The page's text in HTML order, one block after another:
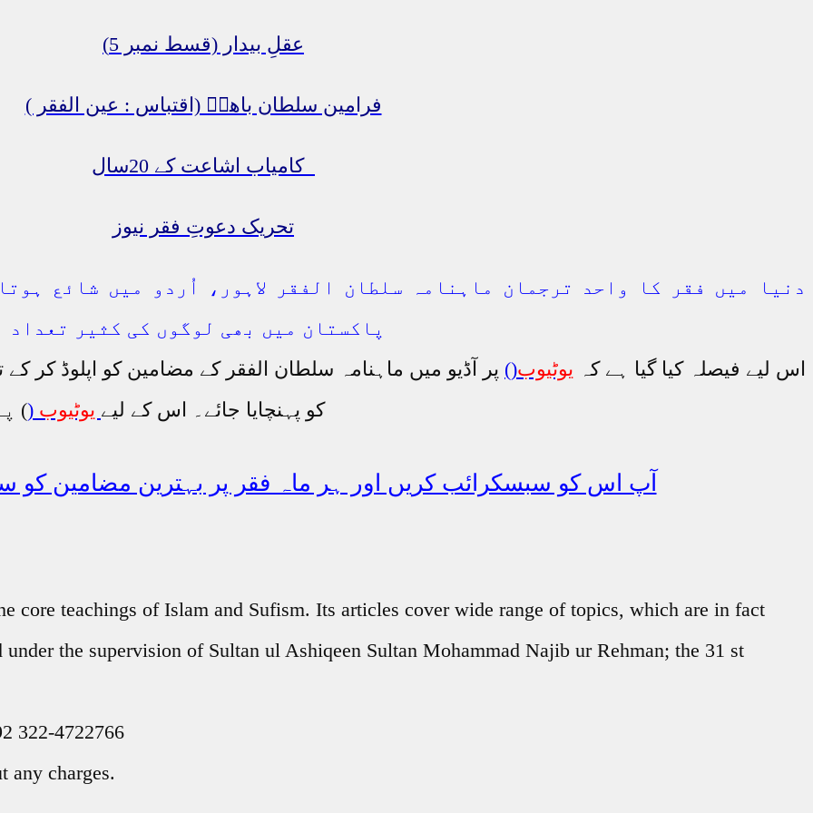
عقلِ بیدار (قسط نمبر 5)
فرامین سلطان باھوؒ (اقتباس : عین الفقر )
کامیاب اشاعت کے 20سال
تحریک دعوتِ فقر نیوز
دنیا میں فقر کا واحد ترجمان ماہنامہ سلطان الفقر لاہور، اُردو میں شائع
پاکستان میں بھی لوگوں کی کثیر
اس لیے فیصلہ کیا گیا ہے کہ یوٹیوب(
) پر آڈیو میں ماہنامہ سلطان الفقر کے مضامین کو اپلوڈ کر
کو پہنچایا جائے۔ اس کے لیے یوٹیوب ( ) پر ایک چینل اس مقصد کے لیے بنایا گیا ہے۔
آپ اس کو سبسکرائب کریں اور ہر ماہ فقر پر بہترین مضامین کو
core teachings of Islam and Sufism. Its articles cover wide range of topics, which are in fact
the supervision of Sultan ul Ashiqeen Sultan Mohammad Najib ur Rehman; the 31 st
322-4722766
charges.